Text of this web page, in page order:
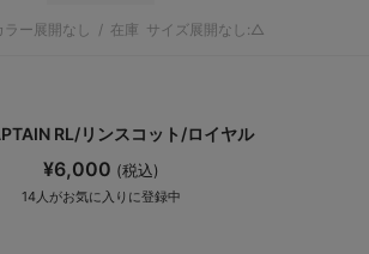
ラー展開なし / 在庫 サイズ展開なし:△
RL/リンスコット/ロイヤル
¥6,000 (税込)
14 人がお気に入りに登録中